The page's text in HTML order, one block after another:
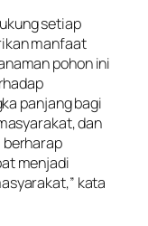
setiap
manfaat
pohon ini
panjang bagi
dan
berharap
menjadi
kata